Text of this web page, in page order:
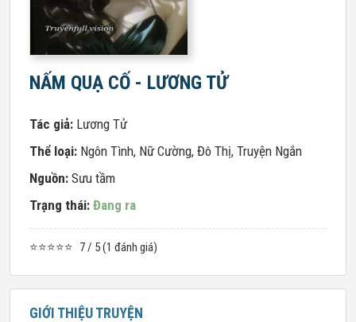
NẤM QUẠ CỐ - LƯƠNG TỬ
Tác giả: Lương Tử
Thể loại: Ngôn Tình, Nữ Cường, Đô Thị, Truyện Ngắn
Nguồn: Sưu tầm
Trạng thái: Đang ra
⭐⭐⭐⭐⭐ 7 / 5 (1 đánh giá)
GIỚI THIỆU TRUYỆN